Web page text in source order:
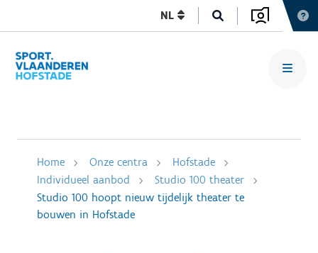
NL
Home Onze centra
Hofstade
Individueel aanbod
Studio 100 theater
Studio 100 hoopt nieuw tijdelijk theater te
bouwen in Hofstade